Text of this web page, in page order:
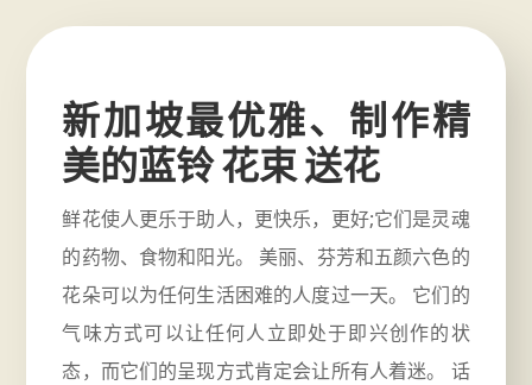
新加坡最优雅、制作精
美的蓝铃 花束 送花
鲜花使人更乐于助人，更快乐，更好;它们是灵魂
的药物、食物和阳光。 美丽、芬芳和五颜六色的
花朵可以为任何生活困难的人度过一天。 它们的
气味方式可以让任何人立即处于即兴创作的状
态，而它们的呈现方式肯定会让所有人着迷。 话